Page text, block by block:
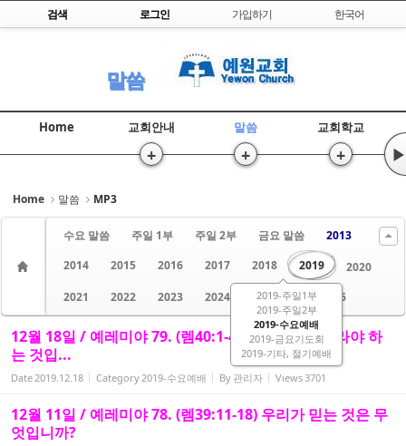
Skip to content
검색 로그인 가입하기 한국어
말씀
Home 교회안내
+
말씀
+
교회학교
+ ▶
Home 말씀 MP3
수요 말씀 주일 1부 주일 2부 금요 말씀
2013
2014
2015 2016 2017 2018 2019
2019-주일1부
2019-주일2부
2019-수요예배
2019-금요기도회
2019-기타, 절기예배
2020
2021
2022 2023 2024년 2025년 2026
12월 18일 / 예레미야 79. (렘40:1-41:18) 누구를 따라야 하
는 것입...
Date2019.12.18 Category2019-수요예배 By 관리자 Views3701
12월 11일 / 예레미야 78. (렘39:11-18) 우리가 믿는 것은 무
엇입니까?
Sketchbook5, 스케치북5
Sketchbook5, 스케치북5